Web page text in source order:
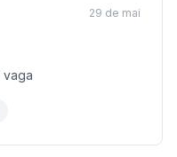
vaga
29 de mai